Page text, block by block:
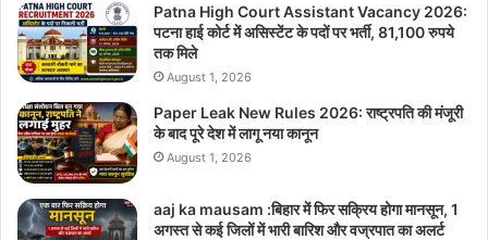
Patna High Court Assistant Vacancy 2026:
पटना हाई कोर्ट में असिस्टेंट के पदों पर भर्ती, 81,100 रुपये
तक मिले
August 1, 2026
Paper Leak New Rules 2026: राष्ट्रपति की मंजूरी
के बाद पूरे देश में लागू नया कानून
August 1, 2026
aaj ka mausam :बिहार में फिर सक्रिय होगा मानसून, 1
अगस्त से कई जिलों में भारी बारिश और वज्रपात का अलर्ट